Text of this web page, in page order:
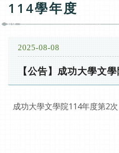
114學年度
2025-08-08
【公告】成功大學文
成功大學文學院114年度第2